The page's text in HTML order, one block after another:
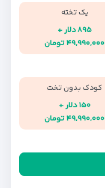
یک تخته
۸۹۵ دلار +
۴۹,۹۹۰,۰۰۰ تومان
کودک بدون تخت
۱۵۰ دلار +
۴۹,۹۹۰,۰۰۰ تومان